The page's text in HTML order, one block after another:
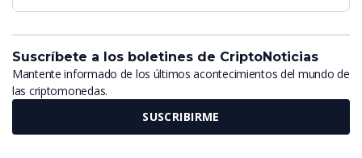
Suscríbete a los boletines de CriptoNoticias
Mantente informado de los últimos acontecimientos del mundo de
las criptomonedas.
SUSCRIBIRME